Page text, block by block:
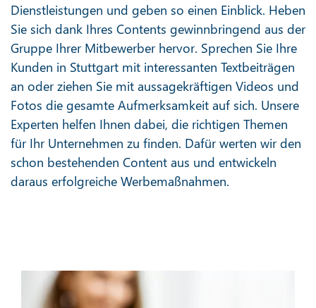
Dienstleistungen und geben so einen Einblick. Heben
Sie sich dank Ihres Contents gewinnbringend aus der
Gruppe Ihrer Mitbewerber hervor. Sprechen Sie Ihre
Kunden in Stuttgart mit interessanten Textbeiträgen
an oder ziehen Sie mit aussagekräftigen Videos und
Fotos die gesamte Aufmerksamkeit auf sich. Unsere
Experten helfen Ihnen dabei, die richtigen Themen
für Ihr Unternehmen zu finden. Dafür werten wir den
schon bestehenden Content aus und entwickeln
daraus erfolgreiche Werbemaßnahmen.